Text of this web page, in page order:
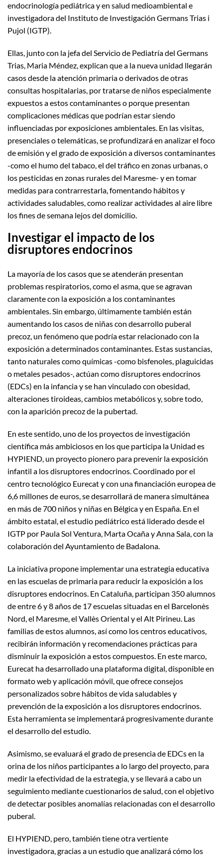
endocrinología pediátrica y en salud medioambiental e
investigadora del Instituto de Investigación Germans Trias i
Pujol (IGTP).
Ellas, junto con la jefa del Servicio de Pediatría del Germans
Trias, Maria Méndez, explican que a la nueva unidad llegarán
casos desde la atención primaria o derivados de otras
consultas hospitalarias, por tratarse de niños especialmente
expuestos a estos contaminantes o porque presentan
complicaciones médicas que podrían estar siendo
influenciadas por exposiciones ambientales. En las visitas,
presenciales o telemáticas, se profundizará en analizar el foco
de emisión y el grado de exposición a diversos contaminantes
-como el humo del tabaco, el del tráfico en zonas urbanas, o
los pesticidas en zonas rurales del Maresme- y en tomar
medidas para contrarrestarla, fomentando hábitos y
actividades saludables, como realizar actividades al aire libre
los fines de semana lejos del domicilio.
Investigar el impacto de los
disruptores endocrinos
La mayoría de los casos que se atenderán presentan
problemas respiratorios, como el asma, que se agravan
claramente con la exposición a los contaminantes
ambientales. Sin embargo, últimamente también están
aumentando los casos de niñas con desarrollo puberal
precoz, un fenómeno que podría estar relacionado con la
exposición a determinados contaminantes. Estas sustancias,
tanto naturales como químicas -como bisfenoles, plaguicidas
o metales pesados-, actúan como disruptores endocrinos
(EDCs) en la infancia y se han vinculado con obesidad,
alteraciones tiroideas, cambios metabólicos y, sobre todo,
con la aparición precoz de la pubertad.
En este sentido, uno de los proyectos de investigación
científica más ambiciosos en los que participa la Unidad es
HYPIEND, un proyecto pionero para prevenir la exposición
infantil a los disruptores endocrinos. Coordinado por el
centro tecnológico Eurecat y con una financiación europea de
6,6 millones de euros, se desarrollará de manera simultánea
en más de 700 niños y niñas en Bélgica y en España. En el
ámbito estatal, el estudio pediátrico está liderado desde el
IGTP por Paula Sol Ventura, Marta Ocaña y Anna Sala, con la
colaboración del Ayuntamiento de Badalona.
La iniciativa propone implementar una estrategia educativa
en las escuelas de primaria para reducir la exposición a los
disruptores endocrinos. En Cataluña, participan 350 alumnos
de entre 6 y 8 años de 17 escuelas situadas en el Barcelonès
Nord, el Maresme, el Vallès Oriental y el Alt Pirineu. Las
familias de estos alumnos, así como los centros educativos,
recibirán información y recomendaciones prácticas para
disminuir la exposición a estos compuestos. En este marco,
Eurecat ha desarrollado una plataforma digital, disponible en
formato web y aplicación móvil, que ofrece consejos
personalizados sobre hábitos de vida saludables y
prevención de la exposición a los disruptores endocrinos.
Esta herramienta se implementará progresivamente durante
el desarrollo del estudio.
Asimismo, se evaluará el grado de presencia de EDCs en la
orina de los niños participantes a lo largo del proyecto, para
medir la efectividad de la estrategia, y se llevará a cabo un
seguimiento mediante cuestionarios de salud, con el objetivo
de detectar posibles anomalías relacionadas con el desarrollo
puberal.
El HYPIEND, pero, también tiene otra vertiente
investigadora, gracias a un estudio que analizará cómo los